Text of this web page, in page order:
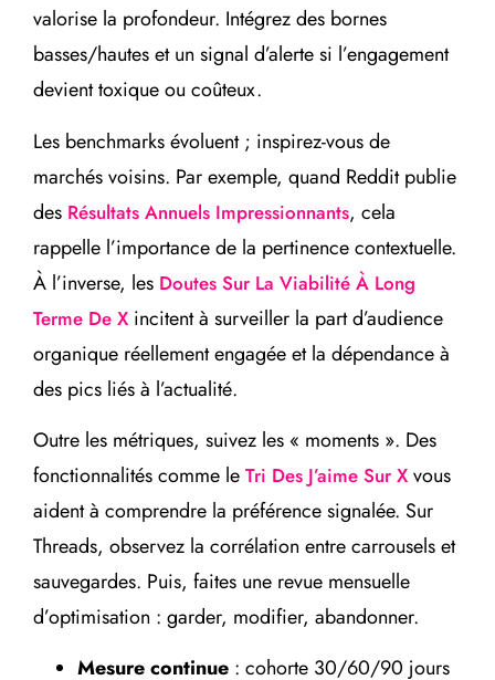
valorise la profondeur. Intégrez des bornes
basses/hautes et un signal d’alerte si l’engagement
devient toxique ou coûteux.
Les benchmarks évoluent ; inspirez-vous de
marchés voisins. Par exemple, quand Reddit publie
des Résultats Annuels Impressionnants, cela
rappelle l’importance de la pertinence contextuelle.
À l’inverse, les Doutes Sur La Viabilité À Long
Terme De X incitent à surveiller la part d’audience
organique réellement engagée et la dépendance à
des pics liés à l’actualité.
Outre les métriques, suivez les « moments ». Des
fonctionnalités comme le Tri Des J’aime Sur X vous
aident à comprendre la préférence signalée. Sur
Threads, observez la corrélation entre carrousels et
sauvegardes. Puis, faites une revue mensuelle
d’optimisation : garder, modifier, abandonner.
Mesure continue : cohorte 30/60/90 jours